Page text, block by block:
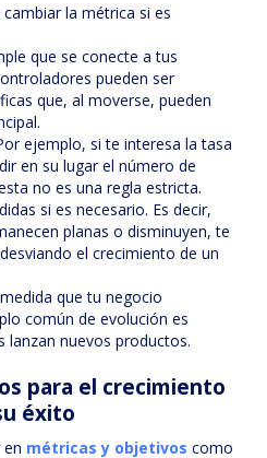
la métrica si es
que se conecte a tus
pueden ser
que, al moverse, pueden
ejemplo, si te interesa la tasa
en su lugar el número de
no es una regla estricta.
si es necesario. Es decir,
planas o disminuyen, te
el crecimiento de un
que tu negocio
común de evolución es
lanzan nuevos productos.
para el crecimiento
éxito
métricas y objetivos como